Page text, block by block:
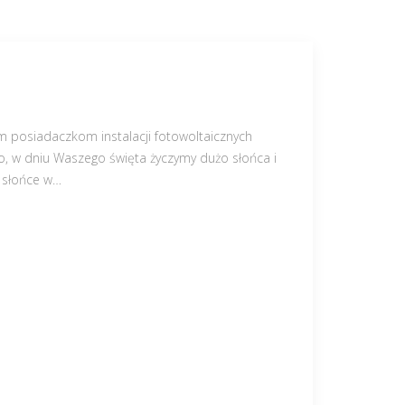
posiadaczkom instalacji fotowoltaicznych
w dniu Waszego święta życzymy dużo słońca i
w…